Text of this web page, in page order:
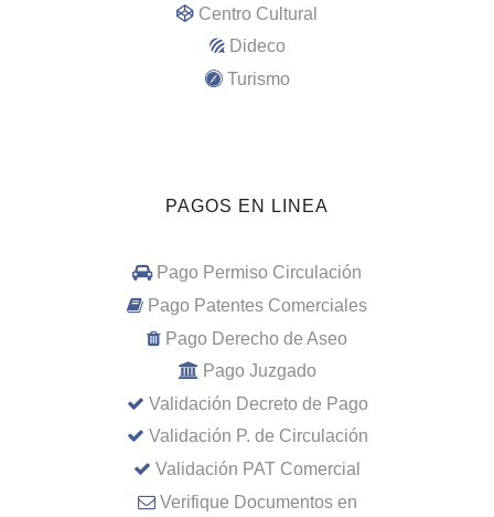
Centro Cultural
Dideco
Turismo
PAGOS EN LINEA
Pago Permiso Circulación
Pago Patentes Comerciales
Pago Derecho de Aseo
Pago Juzgado
Validación Decreto de Pago
Validación P. de Circulación
Validación PAT Comercial
Verifique Documentos en